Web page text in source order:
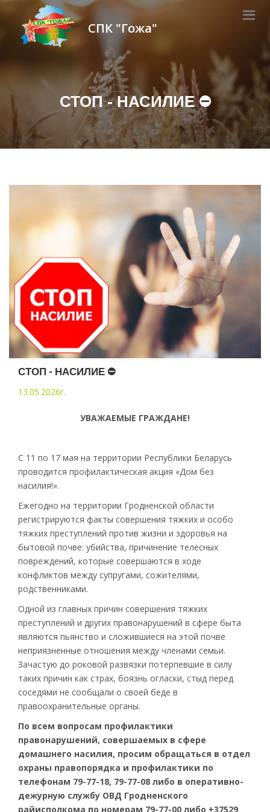
СПК "Гожа"
СТОП - НАСИЛИЕ ⛔
СТОП - НАСИЛИЕ ⛔
13.05.2026г.
УВАЖАЕМЫЕ ГРАЖДАНЕ!
С 11 по 17 мая на территории Республики Беларусь
проводится профилактическая акция «Дом без
насилия!».
Ежегодно на территории Гродненской области
регистрируются факты совершения тяжких и особо
тяжких преступлений против жизни и здоровья на
бытовой почве: убийства, причинение телесных
повреждений, которые совершаются в ходе
конфликтов между супругами, сожителями,
родственниками.
Одной из главных причин совершения тяжких
преступлений и других правонарушений в сфере быта
являются пьянство и сложившиеся на этой почве
неприязненные отношения между членами семьи.
Зачастую до роковой развязки потерпевшие в силу
таких причин как страх, боязнь огласки, стыд перед
соседями не сообщали о своей беде в
правоохранительные органы.
По всем вопросам профилактики
правонарушений, совершаемых в сфере
домашнего насилия, просим обращаться в отдел
охраны правопорядка и профилактики по
телефонам 79-77-18, 79-77-08 либо в оперативно-
дежурную службу ОВД Гродненского
райисполкома по номерам 79-77-00 либо +37529